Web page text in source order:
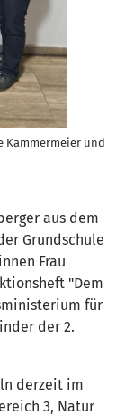
Kammermeier und
aus dem
Grundschule
Frau
"Dem
für
der 2.
derzeit im
3, Natur